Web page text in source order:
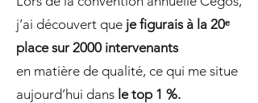
j’ai découvert que je figurais à la 20ᵉ
place sur 2000 intervenants
en matière de qualité, ce qui me situe
aujourd’hui dans le top 1 %.